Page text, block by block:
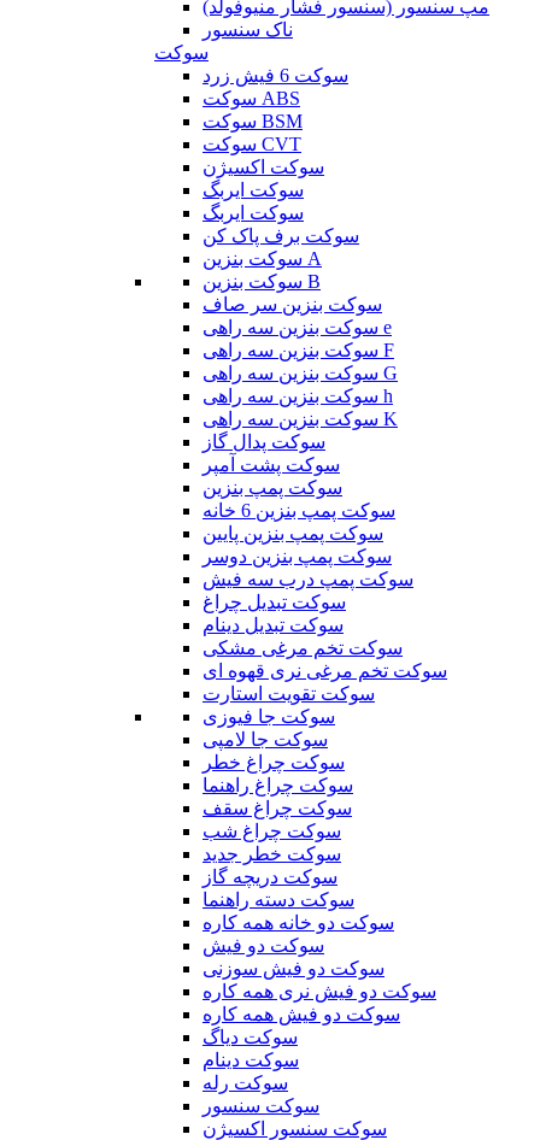
مپ سنسور (سنسور فشار منیوفولد)
ناک سنسور
سوکت
سوکت 6 فیش زرد
سوکت ABS
سوکت BSM
سوکت CVT
سوکت اکسیژن
سوکت ایربگ
سوکت ایربگ
سوکت برف پاک کن
سوکت بنزین A
سوکت بنزین B
سوکت بنزین سر صاف
سوکت بنزین سه راهی e
سوکت بنزین سه راهی F
سوکت بنزین سه راهی G
سوکت بنزین سه راهی h
سوکت بنزین سه راهی K
سوکت پدال گاز
سوکت پشت آمپر
سوکت پمپ بنزین
سوکت پمپ بنزین 6 خانه
سوکت پمپ بنزین پایین
سوکت پمپ بنزین دوسر
سوکت پمپ درب سه فیش
سوکت تبدیل چراغ
سوکت تبدیل دینام
سوکت تخم مرغی مشکی
سوکت تخم مرغی نری قهوه ای
سوکت تقویت استارت
سوکت جا فیوزی
سوکت جا لامپی
سوکت چراغ خطر
سوکت چراغ راهنما
سوکت چراغ سقف
سوکت چراغ شب
سوکت خطر جدید
سوکت دریچه گاز
سوکت دسته راهنما
سوکت دو خانه همه کاره
سوکت دو فیش
سوکت دو فیش سوزنی
سوکت دو فیش نری همه کاره
سوکت دو فیش همه کاره
سوکت دیاگ
سوکت دینام
سوکت رله
سوکت سنسور
سوکت سنسور اکسیژن